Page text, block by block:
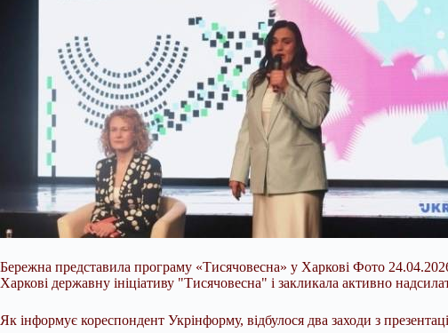
Бережна представила програму «Тисячовесна» у Харкові Фото
Харкові державну ініціативу "Тисячовесна" і закликала активно
Як інформує кореспондент Укрінформу, відбулося два заходи з